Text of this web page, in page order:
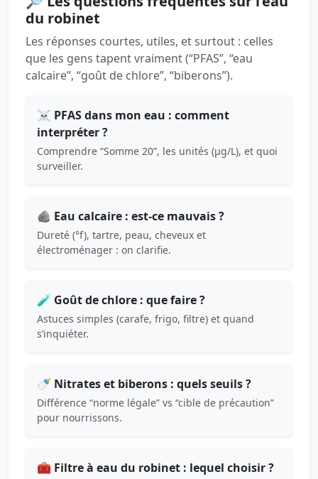
du robinet
Les réponses courtes, utiles, et surtout : celles
que les gens tapent vraiment (“PFAS”, “eau
calcaire”, “goût de chlore”, “biberons”).
☠️ PFAS dans mon eau : comment
interpréter ?
Comprendre “Somme 20”, les unités (µg/L), et quoi
surveiller.
🪨 Eau calcaire : est-ce mauvais ?
Dureté (°f), tartre, peau, cheveux et
électroménager : on clarifie.
🧪 Goût de chlore : que faire ?
Astuces simples (carafe, frigo, filtre) et quand
s’inquiéter.
🍼 Nitrates et biberons : quels seuils ?
Différence “norme légale” vs “cible de précaution”
pour nourrissons.
🧰 Filtre à eau du robinet : lequel choisir ?